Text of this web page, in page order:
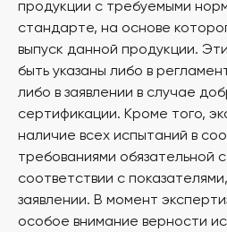
продукции с требуемыми
стандарте, на основе
выпуск данной продукции.
быть указаны либо в
либо в заявлении в случае
сертификации. Кроме того,
наличие всех испытаний в
требованиями обязательной
соответствии с
заявлении. В момент
особое внимание верности